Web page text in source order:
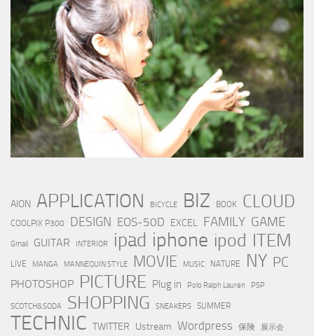
AION APPLICATION BICYCLE BIZ BOOK CLOUD
COOLPIX P300 DESIGN EOS-50D EXCEL FAMILY GAME
Gmail GUITAR INTERIOR ipad iphone ipod ITEM
LIVE MANGA MANNEQUIN STYLE MOVIE MUSIC NATURE NY PC
PHOTOSHOP PICTURE Plug in Polo Ralph Lauren PSP
SCOTCH&SODA SHOPPING SNEAKERS SUMMER
TECHNIC TWITTER Ustream Wordpress 保険 展示会